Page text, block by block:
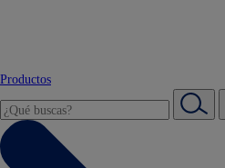
Productos